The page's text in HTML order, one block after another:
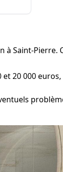
Saint-Pierre.
20 000